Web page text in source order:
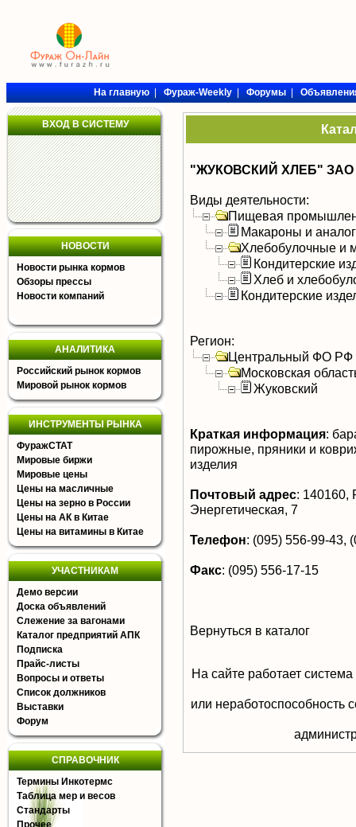
На главную|Фураж-Weekly|Форумы|
ВХОД В СИСТЕМУ
НОВОСТИ
Новости рынка кормов
Обзоры прессы
Новости компаний
АНАЛИТИКА
Российский рынок кормов
Мировой рынок кормов
ИНСТРУМЕНТЫ РЫНКА
ФуражСТАТ
Мировые биржи
Мировые цены
Цены на масличные
Цены на зерно в России
Цены на АК в Китае
Цены на витамины в Китае
УЧАСТНИКАМ
Демо версии
Доска объявлений
Слежение за вагонами
Каталог предприятий АПК
Подписка
Прайс-листы
Вопросы и ответы
Список должников
Выставки
Форум
СПРАВОЧНИК
Термины Инкотермс
Таблица мер и весов
Стандарты
Прочее
"ЖУКОВСКИЙ ХЛЕБ" ЗАО
Виды деятельности:
Пищевая
Макароны и
Хлебобулочные и
Кондитерские
Хлеб и
Кондитерские
Регион:
Центральный ФО РФ
Московская
Жуковский
Краткая информация:
пирожные, пряники и
изделия
Почтовый адрес: 140160,
Энергетическая, 7
Телефон: (095) 556-99-43,
Факс: (095) 556-17-15
Вернуться в каталог
На сайте работает
или неработоспособность